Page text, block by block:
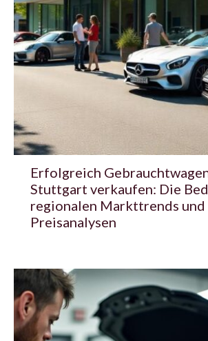
Erfolgreich
Stuttgart verkaufen: Die
regionalen Markttrends und
Preisanalysen